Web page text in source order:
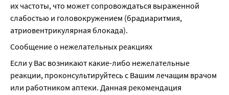
их частоты, что может сопровождаться выраженной
слабостью и головокружением (брадиаритмия,
атриовентрикулярная блокада).
Сообщение о нежелательных реакциях
Если у Вас возникают какие-либо нежелательные
реакции, проконсультируйтесь с Вашим лечащим врачом
или работником аптеки. Данная рекомендация